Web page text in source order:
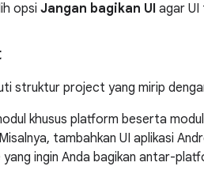
opsi Jangan bagikan UI agar
struktur project yang mirip
khusus platform beserta
tambahkan UI aplikasi
yang ingin Anda bagikan antar-